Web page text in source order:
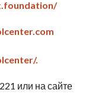
.
или на сайте